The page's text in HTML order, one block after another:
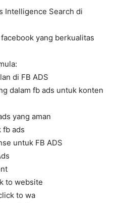
Intelligence Search di
yang berkualitas
di FB ADS
dalam fb ads untuk konten
yang aman
fb ads
untuk FB ADS
to website
to wa